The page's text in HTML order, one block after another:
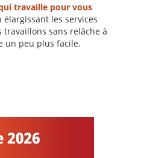
travaille pour vous
les services
travaillons sans relâche à
un peu plus facile.